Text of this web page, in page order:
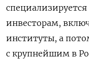
специализируется
инвесторам,
институты, а
с ‌крупнейшим в